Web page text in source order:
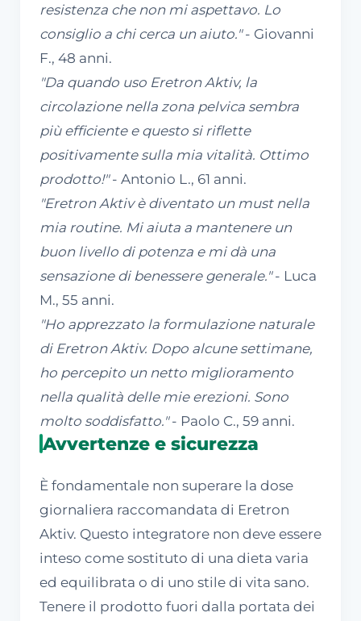
resistenza che non mi aspettavo. Lo
consiglio a chi cerca un aiuto."- Giovanni
F., 48 anni.
"Da quando uso Eretron Aktiv, la
circolazione nella zona pelvica sembra
più efficiente e questo si riflette
positivamente sulla mia vitalità. Ottimo
prodotto!"- Antonio L., 61 anni.
"Eretron Aktiv è diventato un must nella
mia routine. Mi aiuta a mantenere un
buon livello di potenza e mi dà una
sensazione di benessere generale."- Luca
M., 55 anni.
"Ho apprezzato la formulazione naturale
di Eretron Aktiv. Dopo alcune settimane,
ho percepito un netto miglioramento
nella qualità delle mie erezioni. Sono
molto soddisfatto."- Paolo C., 59 anni.
Avvertenze e sicurezza
È fondamentale non superare la dose
giornaliera raccomandata di Eretron
Aktiv. Questo integratore non deve essere
inteso come sostituto di una dieta varia
ed equilibrata o di uno stile di vita sano.
Tenere il prodotto fuori dalla portata dei